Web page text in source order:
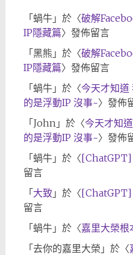
「 蝸牛」於〈破解
IP隱藏篇〉發佈留言
「 黑熊 」於〈破解
IP隱藏篇〉發佈留言
「 蝸牛」於〈今天才知道
的是浮動IP 沒事~〉發佈
「 John」於〈今天才知
的是浮動IP 沒事~〉發佈
「 蝸牛」於〈[ChatGPT]
留言
「 大致 」於〈[ChatGPT]
留言
「 蝸牛」於〈嘉里大榮根
「 去你的嘉里大榮 」於〈